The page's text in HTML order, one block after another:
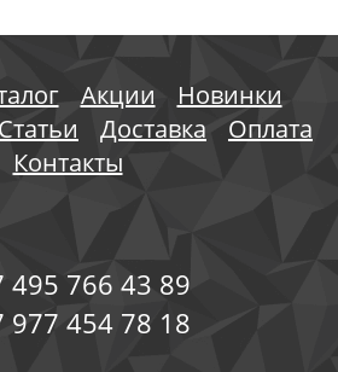
Акции
Новинки
Статьи Доставка
Оплата
Контакты
495 766 43 89
977 454 78 18